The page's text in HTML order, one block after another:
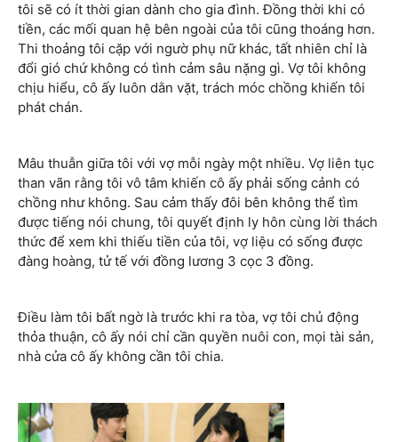
tôi sẽ có ít thời gian dành cho gia đình. Đồng thời khi có
tiền, các mối quan hệ bên ngoài của tôi cũng thoáng hơn.
Thi thoảng tôi cặp với ngườ phụ nữ khác, tất nhiên chỉ là
đổi gió chứ không có tình cảm sâu nặng gì. Vợ tôi không
chịu hiểu, cô ấy luôn dằn vặt, trách móc chồng khiến tôi
phát chán.
Mâu thuẫn giữa tôi với vợ mỗi ngày một nhiều. Vợ liên tục
than vãn rằng tôi vô tâm khiến cô ấy phải sống cảnh có
chồng như không. Sau cảm thấy đôi bên không thể tìm
được tiếng nói chung, tôi quyết định ly hôn cùng lời thách
thức để xem khi thiếu tiền của tôi, vợ liệu có sống được
đàng hoàng, tử tế với đồng lương 3 cọc 3 đồng.
Điều làm tôi bất ngờ là trước khi ra tòa, vợ tôi chủ động
thỏa thuận, cô ấy nói chỉ cần quyền nuôi con, mọi tài sản,
nhà cửa cô ấy không cần tôi chia.